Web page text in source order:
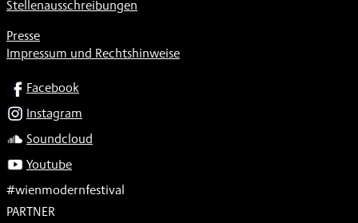
Stellenausschreibungen
Presse
Impressum und Rechtshinweise
SOCIALFacebook
Instagram
Soundcloud
Youtube
#wienmodernfestival
PARTNER